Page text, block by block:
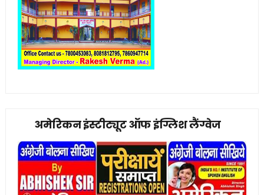
अमेरिकन इंस्टीट्यूट ऑफ इंग्लिश लैंग्वेज